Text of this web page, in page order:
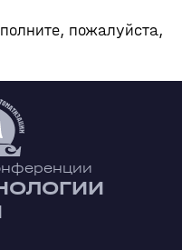
пожалуйста,